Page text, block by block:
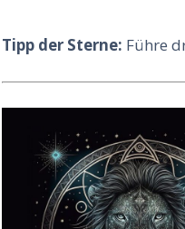
Tipp der Sterne: Führe